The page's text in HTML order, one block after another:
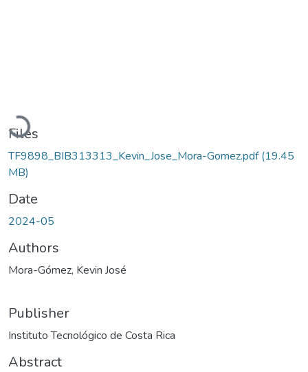
Loading...
Files
TF9898_BIB313313_Kevin_Jose_Mora-Gomez.pdf(19.45
MB)
Date
2024-05
Authors
Mora-Gómez, Kevin José
Publisher
Instituto Tecnológico de Costa Rica
Abstract